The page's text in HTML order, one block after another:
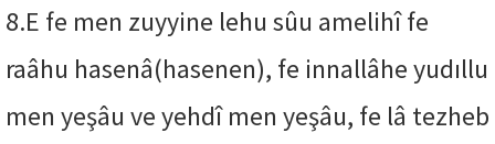
8.E fe men zuyyine lehu sûu amelihî fe
raâhu hasenâ(hasenen), fe innallâhe yudıllu
men yeşâu ve yehdî men yeşâu, fe lâ tezheb